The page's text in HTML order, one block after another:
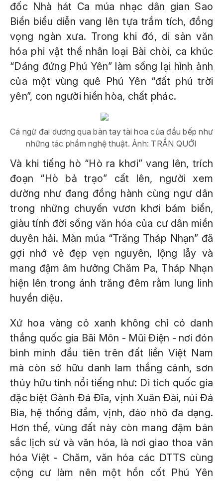
đốc Nhà hát Ca múa nhạc dân gian Sao
Biển biểu diễn vang lên tựa trầm tích, đồng
vọng ngàn xưa. Trong khi đó, di sản văn
hóa phi vật thể nhân loại Bài chòi, ca khúc
“Dáng đứng Phú Yên” làm sống lại hình ảnh
của một vùng quê Phú Yên “đất phú trời
yên”, con người hiền hòa, chất phác.
Cá ngừ đai dương qua bàn tay tài hoa của đầu bếp như
những tác phẩm nghệ thuật. Ảnh: TRẦN QUỚI
Và khi tiếng hò “Hò ra khơi” vang lên, trích
đoạn “Hò bả trạo” cất lên, người xem
dường như đang đồng hành cùng ngư dân
trong những chuyến vươn khơi bám biển,
giàu tính đời sống văn hóa của cư dân miền
duyên hải. Màn múa “Trăng Tháp Nhạn” đã
gợi nhớ vẻ đẹp vẹn nguyên, lộng lẫy và
mang đậm âm hưởng Chăm Pa, Tháp Nhạn
hiện lên trong ánh trăng đêm rằm lung linh
huyền diệu.
Xứ hoa vàng cỏ xanh không chỉ có danh
thắng quốc gia Bãi Môn - Mũi Điện - nơi đón
bình minh đầu tiên trên đất liền Việt Nam
mà còn sở hữu danh lam thắng cảnh, sơn
thủy hữu tình nổi tiếng như: Di tích quốc gia
đặc biệt Gành Đá Đĩa, vịnh Xuân Đài, núi Đá
Bia, hệ thống đầm, vịnh, đảo nhỏ đa dạng.
Hơn thế, vùng đất này còn mang đậm bản
sắc lịch sử và văn hóa, là nơi giao thoa văn
hóa Việt - Chăm, văn hóa các DTTS cùng
cộng cư làm nên một hồn cốt Phú Yên